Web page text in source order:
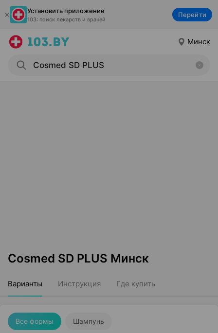
Установить приложение
103: поиск лекарств и врачей
Перейти
Минск
Cosmed SD PLUS Минск
Варианты Инструкция Где купить
Все формы Шампунь